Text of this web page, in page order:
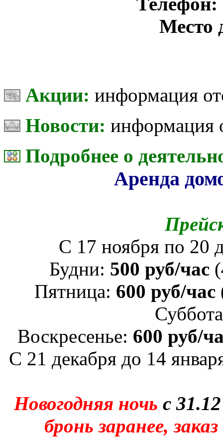
Место
Акции:информация
Новости:информация
Подробнее о
Аренда
C 17 ноября по 20
Будни: 500 руб/час (
Пятница: 600 руб/час
Воскресенье: 600 руб/
С 21 декабря до 14
Новогодняя ночь с
бронь заранее,